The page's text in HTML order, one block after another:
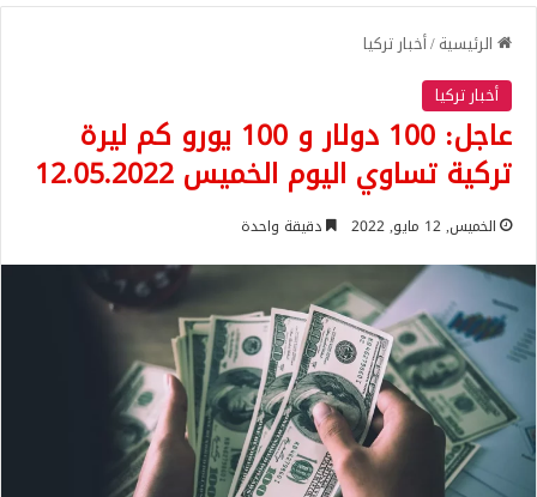
الرئيسية/أخبار تركيا
أخبار تركيا
عاجل: 100 دولار و 100 يورو كم ليرة
تركية تساوي اليوم الخميس 12.05.2022
الخميس, 12 مايو, 2022 دقيقة واحدة